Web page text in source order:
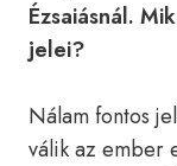
Ézsaiásnál.
jelei?
Nálam fontos
válik az ember